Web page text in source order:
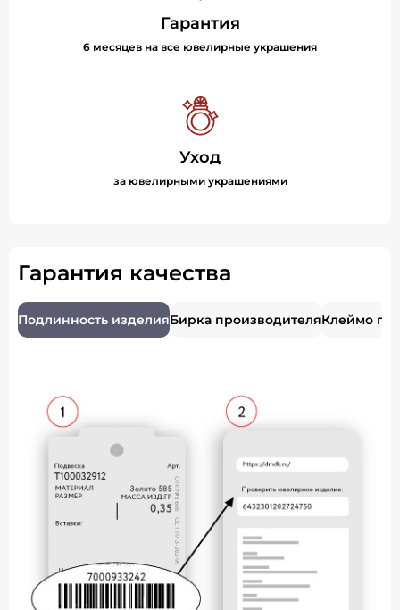
Гарантия
6 месяцев на все ювелирные украшения
Уход
за ювелирными украшениями
Гарантия качества
Подлинность изделияБирка производителяКлеймо